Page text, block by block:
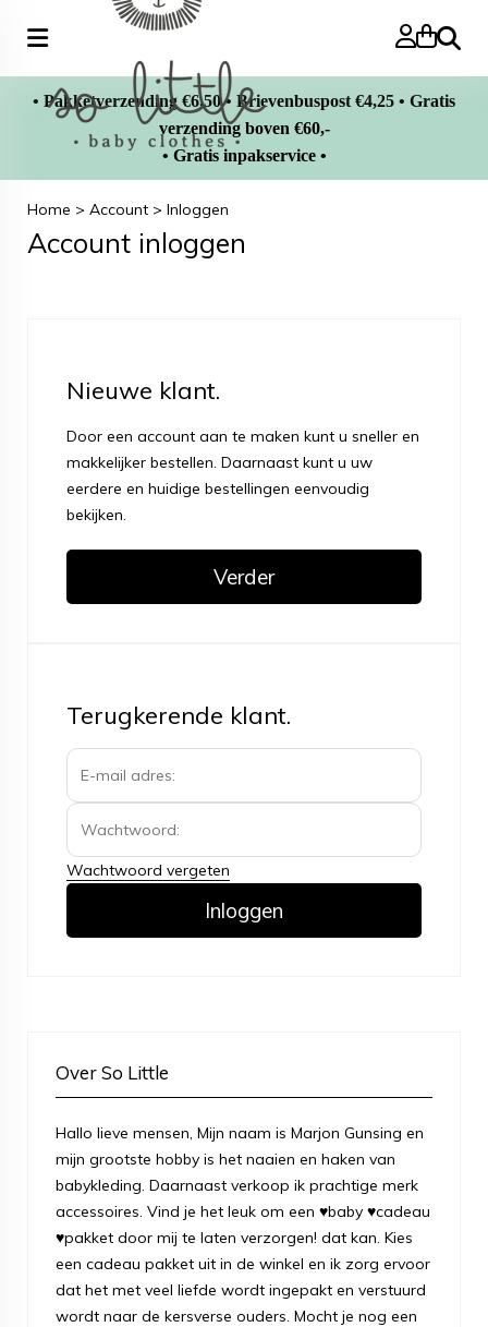
Zoeken
• Pakketverzending €6,50 • Brievenbuspost €4,25 • Gratis
verzending boven €60,-
• Gratis inpakservice •
Home > Account > Inloggen
Account inloggen
Nieuwe klant.
Door een account aan te maken kunt u sneller en
makkelijker bestellen. Daarnaast kunt u uw
eerdere en huidige bestellingen eenvoudig
bekijken.
Verder
Terugkerende klant.
Wachtwoord vergeten
Inloggen
Over So Little
Hallo lieve mensen, Mijn naam is Marjon Gunsing en
mijn grootste hobby is het naaien en haken van
babykleding. Daarnaast verkoop ik prachtige merk
accessoires. Vind je het leuk om een ♥baby ♥cadeau
♥pakket door mij te laten verzorgen! dat kan. Kies
een cadeau pakket uit in de winkel en ik zorg ervoor
dat het met veel liefde wordt ingepakt en verstuurd
wordt naar de kersverse ouders. Mocht je nog een